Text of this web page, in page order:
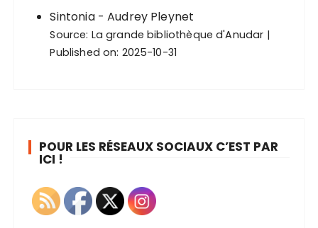
Sintonia - Audrey Pleynet
Source: La grande bibliothèque d'Anudar
Published on: 2025-10-31
POUR LES RÉSEAUX SOCIAUX C’EST PAR
ICI !